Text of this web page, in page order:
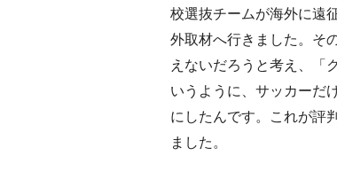
校選抜チームが海外に遠
外取材へ行きました。そ
えないだろうと考え、「
いうように、サッカーだ
にしたんです。これが評
ました。